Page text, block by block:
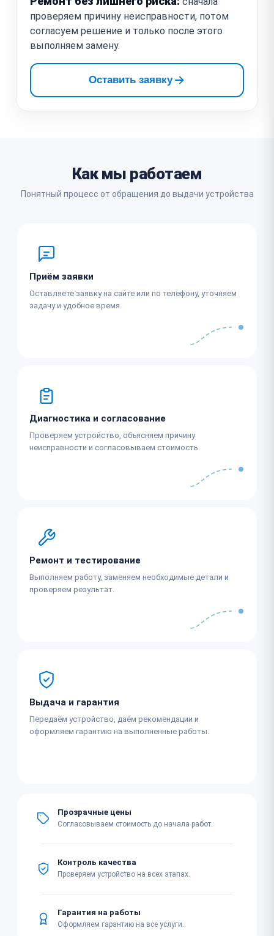
проверяем причину неисправности, потом
согласуем решение и только после этого
выполняем замену.
Оставить заявку
Как мы работаем
Понятный процесс от обращения до выдачи устройства
Приём заявки
Оставляете заявку на сайте или по телефону, уточняем
задачу и удобное время.
Диагностика и согласование
Проверяем устройство, объясняем причину
неисправности и согласовываем стоимость.
Ремонт и тестирование
Выполняем работу, заменяем необходимые детали и
проверяем результат.
Выдача и гарантия
Передаём устройство, даём рекомендации и
оформляем гарантию на выполненные работы.
Прозрачные цены
Согласовываем стоимость до начала работ.
Контроль качества
Проверяем устройство на всех этапах.
Гарантия на работы
Оформляем гарантию на все услуги.